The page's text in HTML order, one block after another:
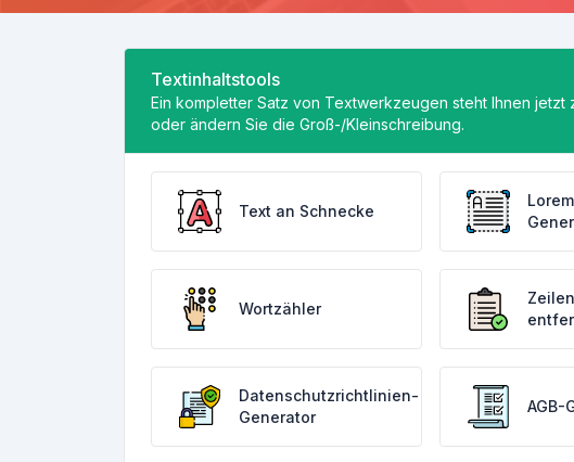
Textinhaltstools
Ein kompletter Satz von Textwerkzeugen steht Ihnen
oder ändern Sie die Groß-/Kleinschreibung.
Text an Schnecke
Wortzähler
Datenschutzrichtlinien-
Generator
AGB-